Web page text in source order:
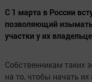
С 1 марта в России
позволяющий
участки у их
Собственникам таких
на то, чтобы начать